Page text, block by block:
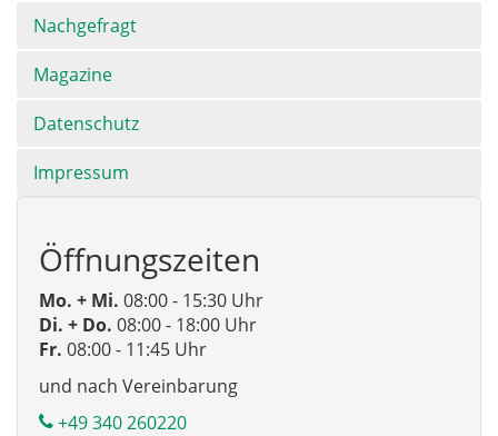
Nachgefragt
Magazine
Datenschutz
Impressum
Öffnungszeiten
Mo. + Mi. 08:00 - 15:30 Uhr
Di. + Do. 08:00 - 18:00 Uhr
Fr. 08:00 - 11:45 Uhr
und nach Vereinbarung
+49 340 260220